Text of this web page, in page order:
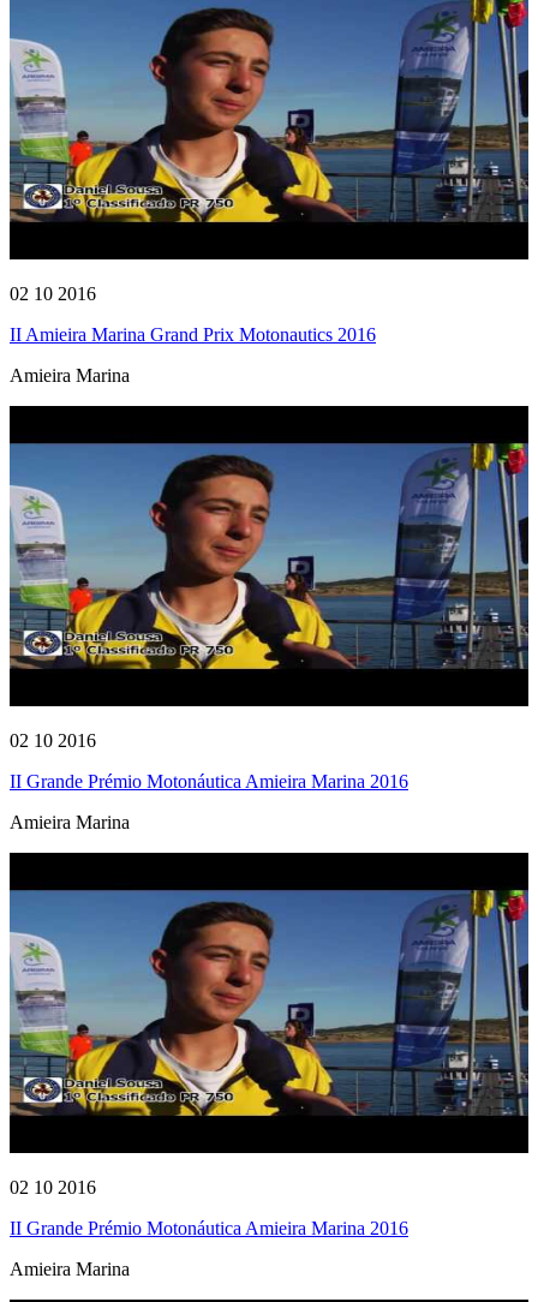
02 10 2016
II Amieira Marina Grand Prix Motonautics 2016
Amieira Marina
02 10 2016
II Grande Prémio Motonáutica Amieira Marina 2016
Amieira Marina
02 10 2016
II Grande Prémio Motonáutica Amieira Marina 2016
Amieira Marina